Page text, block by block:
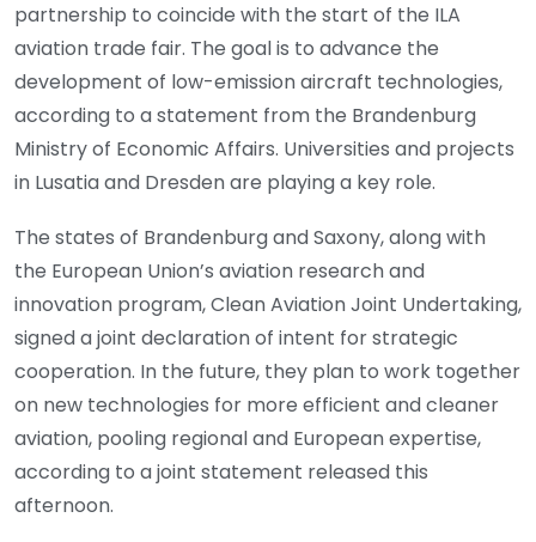
partnership to coincide with the start of the ILA
aviation trade fair. The goal is to advance the
development of low-emission aircraft technologies,
according to a statement from the Brandenburg
Ministry of Economic Affairs. Universities and projects
in Lusatia and Dresden are playing a key role.
The states of Brandenburg and Saxony, along with
the European Union’s aviation research and
innovation program, Clean Aviation Joint Undertaking,
signed a joint declaration of intent for strategic
cooperation. In the future, they plan to work together
on new technologies for more efficient and cleaner
aviation, pooling regional and European expertise,
according to a joint statement released this
afternoon.